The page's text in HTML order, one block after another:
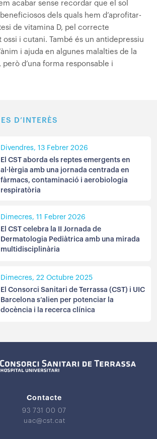
acabar sense recordar que el sol
dels quals hem d’aprofitar-
de vitamina D, pel correcte
i cutani. També és un antidepressiu
i ajuda en algunes malalties de la
però d’una forma responsable i
D’INTERÈS
Divendres, 13 Febrer 2026
El CST aborda els reptes emergents en
al·lèrgia amb una jornada centrada en
fàrmacs, contaminació i aerobiologia
respiratòria
Dimecres, 11 Febrer 2026
El CST celebra la II Jornada de
Dermatologia Pediàtrica amb una mirada
multidisciplinària
Dimecres, 22 Octubre 2025
El Consorci Sanitari de Terrassa (CST) i UIC
Barcelona s’alien per potenciar la
docència i la recerca clínica
Contacte
93 731 00 07
uac@cst.cat